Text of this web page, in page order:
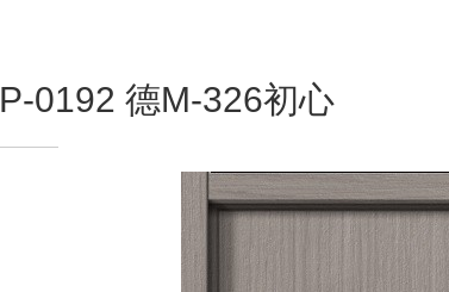
P-0192 德M-326初心